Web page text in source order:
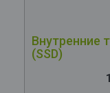
Внутренние
(SSD)